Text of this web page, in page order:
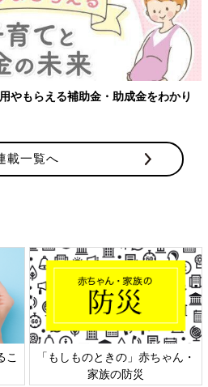
やもらえる補助金・助成金をわかり
載一覧へ
こ
「もしものときの」赤ちゃん・
家族の防災